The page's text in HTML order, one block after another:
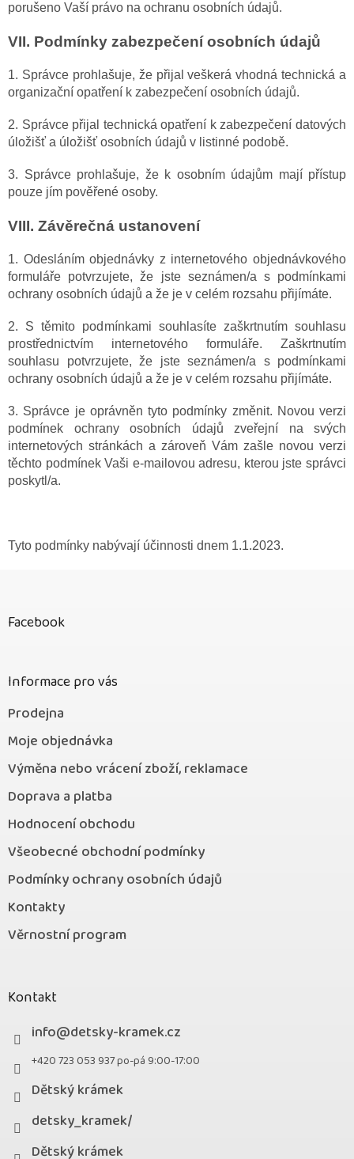
porušeno Vaší právo na ochranu osobních údajů.
VII. Podmínky zabezpečení osobních údajů
1. Správce prohlašuje, že přijal veškerá vhodná technická a
organizační opatření k zabezpečení osobních údajů.
2. Správce přijal technická opatření k zabezpečení datových
úložišť a úložišť osobních údajů v listinné podobě.
3. Správce prohlašuje, že k osobním údajům mají přístup
pouze jím pověřené osoby.
VIII. Závěrečná ustanovení
1. Odesláním objednávky z internetového objednávkového
formuláře potvrzujete, že jste seznámen/a s podmínkami
ochrany osobních údajů a že je v celém rozsahu přijímáte.
2. S těmito podmínkami souhlasíte zaškrtnutím souhlasu
prostřednictvím internetového formuláře. Zaškrtnutím
souhlasu potvrzujete, že jste seznámen/a s podmínkami
ochrany osobních údajů a že je v celém rozsahu přijímáte.
3. Správce je oprávněn tyto podmínky změnit. Novou verzi
podmínek ochrany osobních údajů zveřejní na svých
internetových stránkách a zároveň Vám zašle novou verzi
těchto podmínek Vaši e-mailovou adresu, kterou jste správci
poskytl/a.
Tyto podmínky nabývají účinnosti dnem 1.1.2023.
Facebook
Informace pro vás
Prodejna
Moje objednávka
Výměna nebo vrácení zboží, reklamace
Doprava a platba
Hodnocení obchodu
Všeobecné obchodní podmínky
Podmínky ochrany osobních údajů
Kontakty
Věrnostní program
Kontakt
info@detsky-kramek.cz
+420 723 053 937 po-pá 9:00-17:00
Dětský krámek
detsky_kramek/
Dětský krámek